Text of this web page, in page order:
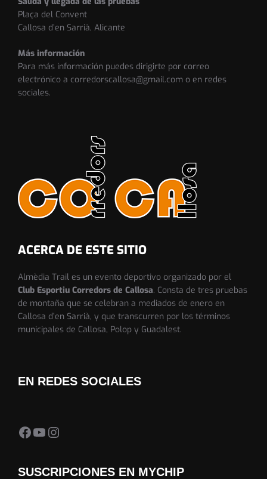
Plaça del Convent
Callosa d’en Sarrià, Alicante
Más información
Para más información puedes dirigirte por correo
electrónico a corredorscallosa@gmail.com o en redes
sociales.
ACERCA DE ESTE SITIO
Almèdia Trail es un evento deportivo organizado por el
Club Esportiu Corredors de Callosa. Consta de tres pruebas
de montaña que se celebran a mediados de enero en
Callosa d’en Sarrià, y que transcurren por los términos
municipales de Callosa, Polop y Guadalest.
EN REDES SOCIALES
Facebook Almedia TrailYouTube
Instagram
SUSCRIPCIONES EN MYCHIP